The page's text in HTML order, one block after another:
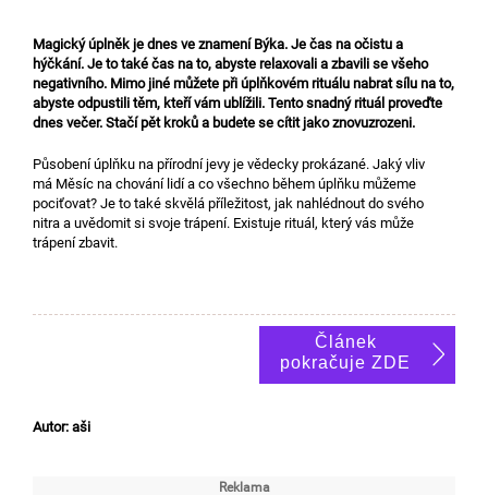
Magický úplněk je dnes ve znamení Býka. Je čas na očistu a
hýčkání. Je to také čas na to, abyste relaxovali a zbavili se všeho
negativního. Mimo jiné můžete při úplňkovém rituálu nabrat sílu na to,
abyste odpustili těm, kteří vám ublížili. Tento snadný rituál proveďte
dnes večer. Stačí pět kroků a budete se cítit jako znovuzrozeni.
Působení úplňku na přírodní jevy je vědecky prokázané. Jaký vliv
má Měsíc na chování lidí a co všechno během úplňku můžeme
pociťovat? Je to také skvělá příležitost, jak nahlédnout do svého
nitra a uvědomit si svoje trápení. Existuje rituál, který vás může
trápení zbavit.
Článek
pokračuje ZDE
Autor: aši